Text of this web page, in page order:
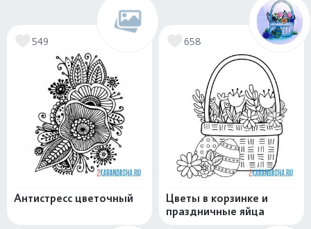
549
Антистресс цветочный
658
Цветы в корзинке и
праздничные яйца